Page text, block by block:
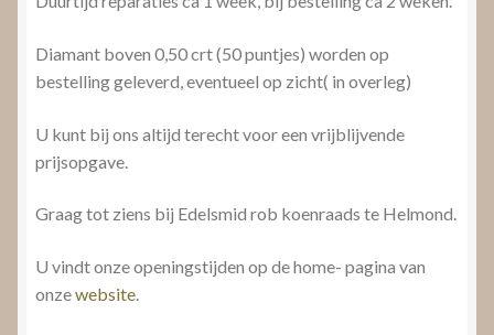
Diamant boven 0,50 crt (50 puntjes) worden op
bestelling geleverd, eventueel op zicht( in overleg)
U kunt bij ons altijd terecht voor een vrijblijvende
prijsopgave.
Graag tot ziens bij Edelsmid rob koenraads te Helmond.
U vindt onze openingstijden op de home- pagina van
onzewebsite.